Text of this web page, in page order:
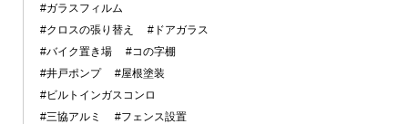
#ガラスフィルム
#クロスの張り替え
#ドアガラス
#バイク置き場
#コの字棚
#井戸ポンプ
#屋根塗装
#ビルトインガスコンロ
#三協アルミ
#フェンス設置